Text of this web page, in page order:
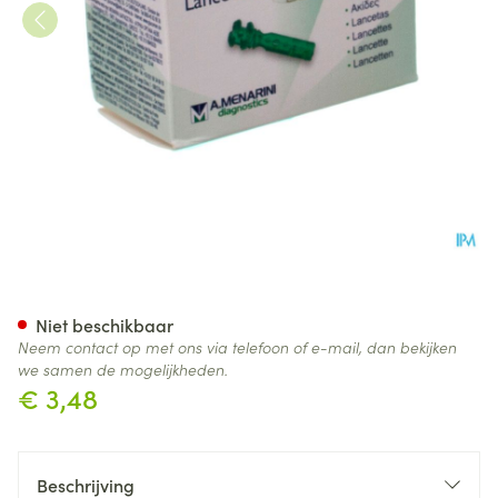
€ 3,48
Niet beschikbaar
Neem contact op met ons via telefoon of e-mail, dan bekijken
we samen de mogelijkheden.
Beschrijving